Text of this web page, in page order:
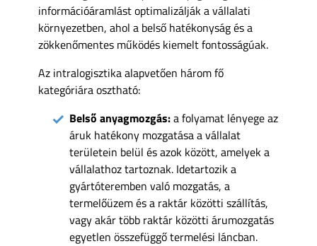
információáramlást optimalizálják a vállalati
környezetben, ahol a belső hatékonyság és a
zökkenőmentes működés kiemelt fontosságúak.
Az intralogisztika alapvetően három fő
kategóriára osztható:
Belső anyagmozgás:a folyamat lényege az
áruk hatékony mozgatása a vállalat
területein belül és azok között, amelyek a
vállalathoz tartoznak. Idetartozik a
gyártóteremben való mozgatás, a
termelőüzem és a raktár közötti szállítás,
vagy akár több raktár közötti árumozgatás
egyetlen összefüggő termelési láncban.